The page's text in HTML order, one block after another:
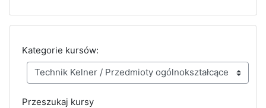
Kategorie kursów:
Przeszukaj kursy